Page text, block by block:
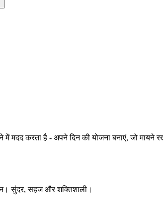
में मदद करता है - अपने दिन की योजना बनाएं, जो
सुंदर, सहज और शक्तिशाली।